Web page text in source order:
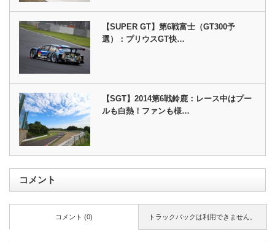
【SUPER GT】第6戦富士（GT300予
選）：プリウスGT快…
【SGT】2014第6戦鈴鹿：レース中はプー
ルも白熱！ファンも様…
コメント
トラックバックは利用できません。
コメント (0)